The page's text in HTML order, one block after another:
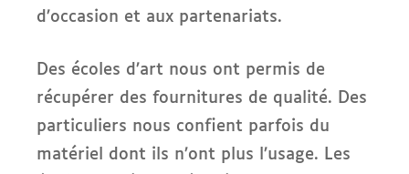
d’occasion et aux partenariats.
Des écoles d’art nous ont permis de
récupérer des fournitures de qualité. Des
particuliers nous confient parfois du
matériel dont ils n’ont plus l’usage. Les